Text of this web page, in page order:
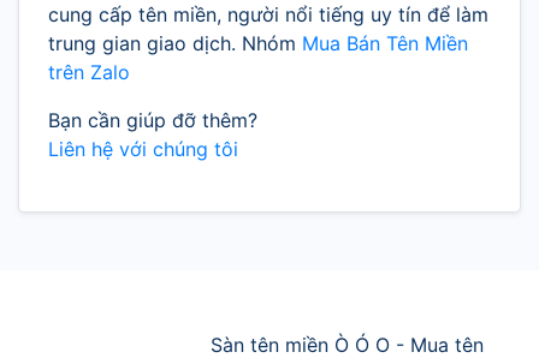
cung cấp tên miền, người nổi tiếng uy tín để làm
trung gian giao dịch. Nhóm Mua Bán Tên Miền
trên Zalo
Bạn cần giúp đỡ thêm?
Liên hệ với chúng tôi
Sàn tên miền Ò Ó O - Mua tên